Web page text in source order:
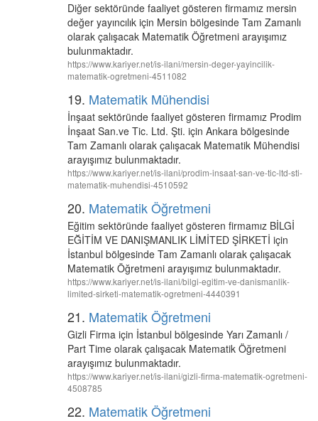
Diğer sektöründe faaliyet gösteren firmamız mersin
değer yayıncılık için Mersin bölgesinde Tam Zamanlı
olarak çalışacak Matematik Öğretmeni arayışımız
bulunmaktadır.
https://www.kariyer.net/is-ilani/mersin-deger-yayincilik-
matematik-ogretmeni-4511082
19. Matematik Mühendisi
İnşaat sektöründe faaliyet gösteren firmamız Prodim
İnşaat San.ve Tic. Ltd. Şti. için Ankara bölgesinde
Tam Zamanlı olarak çalışacak Matematik Mühendisi
arayışımız bulunmaktadır.
https://www.kariyer.net/is-ilani/prodim-insaat-san-ve-tic-ltd-sti-
matematik-muhendisi-4510592
20. Matematik Öğretmeni
Eğitim sektöründe faaliyet gösteren firmamız BİLGİ
EĞİTİM VE DANIŞMANLIK LİMİTED ŞİRKETİ için
İstanbul bölgesinde Tam Zamanlı olarak çalışacak
Matematik Öğretmeni arayışımız bulunmaktadır.
https://www.kariyer.net/is-ilani/bilgi-egitim-ve-danismanlik-
limited-sirketi-matematik-ogretmeni-4440391
21. Matematik Öğretmeni
Gizli Firma için İstanbul bölgesinde Yarı Zamanlı /
Part Time olarak çalışacak Matematik Öğretmeni
arayışımız bulunmaktadır.
https://www.kariyer.net/is-ilani/gizli-firma-matematik-ogretmeni-
4508785
22. Matematik Öğretmeni